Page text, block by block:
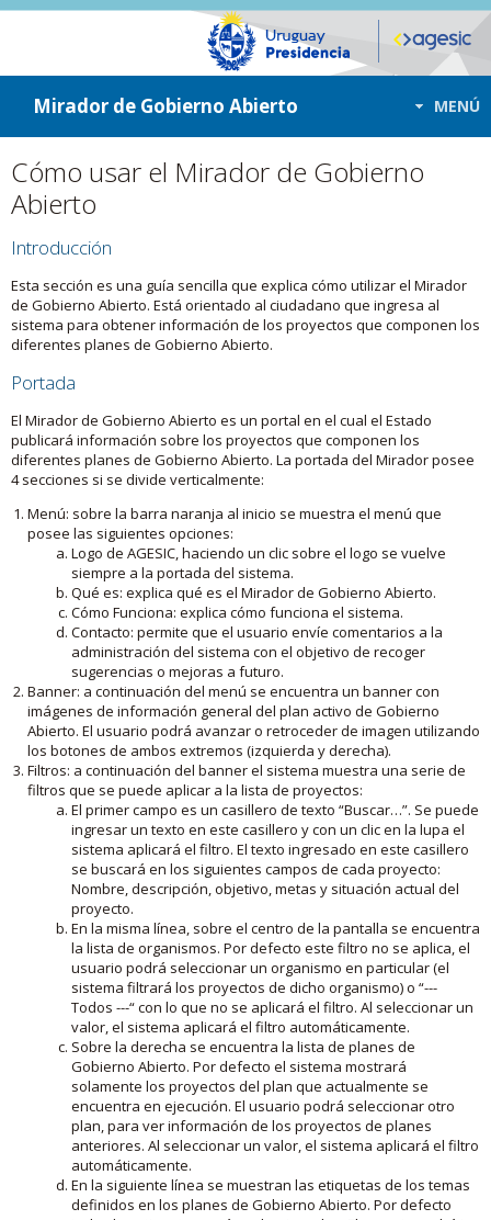
ir a contenido
ir al menú
Mirador de Gobierno Abierto MENÚ
Cómo usar el Mirador de Gobierno
Abierto
Introducción
Esta sección es una guía sencilla que explica cómo utilizar el Mirador
de Gobierno Abierto. Está orientado al ciudadano que ingresa al
sistema para obtener información de los proyectos que componen los
diferentes planes de Gobierno Abierto.
Portada
El Mirador de Gobierno Abierto es un portal en el cual el Estado
publicará información sobre los proyectos que componen los
diferentes planes de Gobierno Abierto. La portada del Mirador posee
4 secciones si se divide verticalmente:
Menú: sobre la barra naranja al inicio se muestra el menú que
posee las siguientes opciones:
Logo de AGESIC, haciendo un clic sobre el logo se vuelve
siempre a la portada del sistema.
Qué es: explica qué es el Mirador de Gobierno Abierto.
Cómo Funciona: explica cómo funciona el sistema.
Contacto: permite que el usuario envíe comentarios a la
administración del sistema con el objetivo de recoger
sugerencias o mejoras a futuro.
Banner: a continuación del menú se encuentra un banner con
imágenes de información general del plan activo de Gobierno
Abierto. El usuario podrá avanzar o retroceder de imagen utilizando
los botones de ambos extremos (izquierda y derecha).
Filtros: a continuación del banner el sistema muestra una serie de
filtros que se puede aplicar a la lista de proyectos:
El primer campo es un casillero de texto “Buscar…”. Se puede
ingresar un texto en este casillero y con un clic en la lupa el
sistema aplicará el filtro. El texto ingresado en este casillero
se buscará en los siguientes campos de cada proyecto:
Nombre, descripción, objetivo, metas y situación actual del
proyecto.
En la misma línea, sobre el centro de la pantalla se encuentra
la lista de organismos. Por defecto este filtro no se aplica, el
usuario podrá seleccionar un organismo en particular (el
sistema filtrará los proyectos de dicho organismo) o “---
Todos ---“ con lo que no se aplicará el filtro. Al seleccionar un
valor, el sistema aplicará el filtro automáticamente.
Sobre la derecha se encuentra la lista de planes de
Gobierno Abierto. Por defecto el sistema mostrará
solamente los proyectos del plan que actualmente se
encuentra en ejecución. El usuario podrá seleccionar otro
plan, para ver información de los proyectos de planes
anteriores. Al seleccionar un valor, el sistema aplicará el filtro
automáticamente.
En la siguiente línea se muestran las etiquetas de los temas
definidos en los planes de Gobierno Abierto. Por defecto